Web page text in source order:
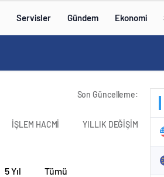
Servisler Gündem Ekonomi
Son Güncelleme:
İŞLEM HACMİ YILLIK DEĞİŞİM
5 Yıl Tümü